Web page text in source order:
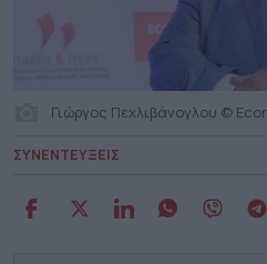
Γιώργος Πεχλιβάνογλου ©
ΣΥΝΕΝΤΕΥΞΕΙΣ